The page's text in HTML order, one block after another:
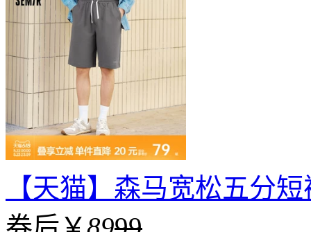
【天猫】森马宽松五分